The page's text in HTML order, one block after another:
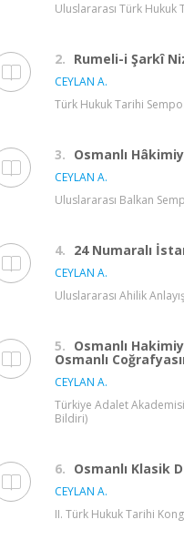
Uluslararası Türk Hukuk
2. Rumeli-i Şarkî
CEYLAN A.
Türk Hukuk Tarihi
3. Osmanlı
CEYLAN A.
Uluslararası Balkan
4. 24 Numaralı
CEYLAN A.
Uluslararası Ahilik
5. Osmanlı
Osmanlı
CEYLAN A.
Türkiye Adalet
Bildiri)
6. Osmanlı Klasik
CEYLAN A.
II. Türk Hukuk Tarihi